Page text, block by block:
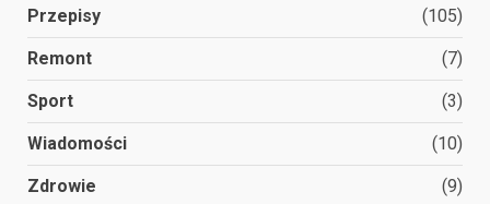
Przepisy (105)
Remont (7)
Sport (3)
Wiadomości (10)
Zdrowie (9)